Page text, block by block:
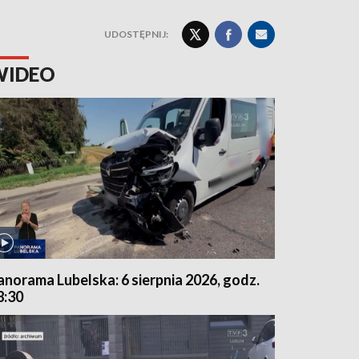
UDOSTĘPNIJ:
Lubelska: 6 sierpnia 2026, godz.